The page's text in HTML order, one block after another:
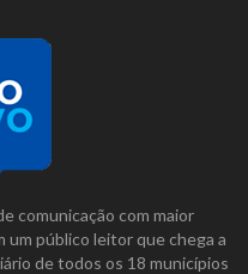
comunicação com maior
um público leitor que chega a
de todos os 18 municípios